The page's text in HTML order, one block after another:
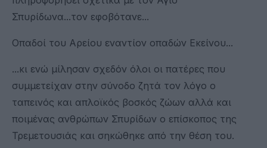
Σπυρίδωνα...τον εφοβότανε...
Οπαδοί του Αρείου εναντίον οπαδών Εκείνου...
...κι ενώ μίλησαν σχεδόν όλοι οι πατέρες που
συμμετείχαν στην σύνοδο ζητά τον λόγο ο
ταπεινός και απλοϊκός βοσκός ζώων αλλά και
ποιμένας ανθρώπων Σπυρίδων ο επίσκοπος της
Τρεμετουσιάς και σηκώθηκε από την θέση του.